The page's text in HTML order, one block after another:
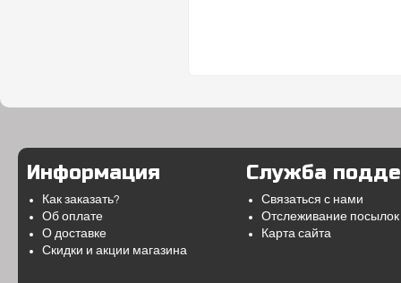
Информация
Как заказать?
Об оплате
О доставке
Скидки и акции магазина
Служба
Связаться с нами
Отслеживание посылок
Карта сайта